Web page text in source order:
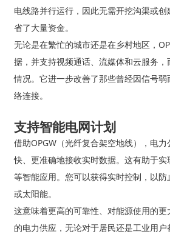
电线路并行运行，因此无需开挖沟渠或
省了大量资金。
无论是在繁忙的城市还是在乡村地区，
据，并支持视频通话、流媒体和云服务
情况。它进一步改善了那些曾经因信号
络连接。
支持智能电网计划
借助OPGW（光纤复合架空地线），电
快、更准确地接收实时数据。这有助于
等智能应用。您可以获得实时控制，以
或太阳能。
这意味着更高的可靠性、对能源使用的
的电力供应，无论对于居民还是工业用户